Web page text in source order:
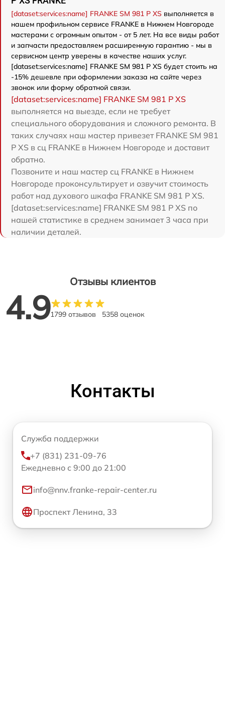
[dataset:services:name] FRANKE SM 981 P XS выполняется в
нашем профильном сервисе FRANKE в Нижнем Новгороде
мастерами с огромным опытом - от 5 лет. На все виды работ
и запчасти предоставляем расширенную гарантию - мы в
сервисном центр уверены в качестве наших услуг.
[dataset:services:name] FRANKE SM 981 P XS будет стоить на
-15% дешевле при оформлении заказа на сайте через
звонок или форму обратной связи.
[dataset:services:name] FRANKE SM 981 P XS
выполняется на выезде, если не требует
специального оборудования и сложного ремонта. В
таких случаях наш мастер привезет FRANKE SM 981
P XS в сц FRANKE в Нижнем Новгороде и доставит
обратно.
Позвоните и наш мастер сц FRANKE в Нижнем
Новгороде проконсультирует и озвучит стоимость
работ над духового шкафа FRANKE SM 981 P XS.
[dataset:services:name] FRANKE SM 981 P XS по
нашей статистике в среднем занимает 3 часа при
наличии деталей.
Отзывы клиентов
4.91799 отзывов 5358 оценок
Контакты
Служба поддержки
+7 (831) 231-09-76
Ежедневно с 9:00 до 21:00
info@nnv.franke-repair-center.ru
Проспект Ленина, 33